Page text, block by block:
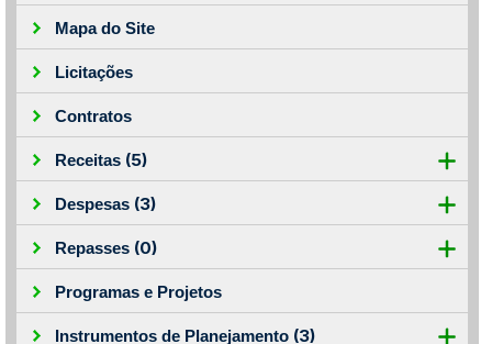
Mapa do Site
Licitações
Contratos
Receitas (5)
Despesas (3)
Repasses (0)
Programas e Projetos
Instrumentos de Planejamento (3)